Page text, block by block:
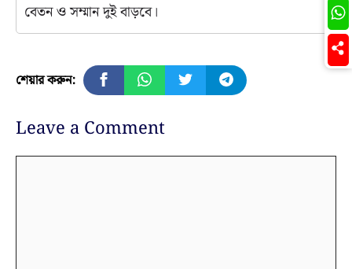
বেতন ও সম্মান দুই বাড়বে।
শেয়ার করুন:
Leave a Comment